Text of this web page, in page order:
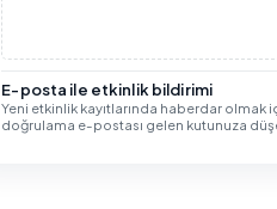
E-posta ile etkinlik bildirimi
Yeni etkinlik kayıtlarında haberdar olmak
doğrulama e-postası gelen kutunuza